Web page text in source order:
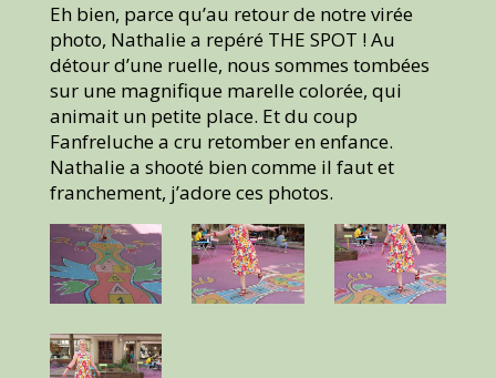
Eh bien, parce qu’au retour de notre virée
photo, Nathalie a repéré THE SPOT ! Au
détour d’une ruelle, nous sommes tombées
sur une magnifique marelle colorée, qui
animait un petite place. Et du coup
Fanfreluche a cru retomber en enfance.
Nathalie a shooté bien comme il faut et
franchement, j’adore ces photos.